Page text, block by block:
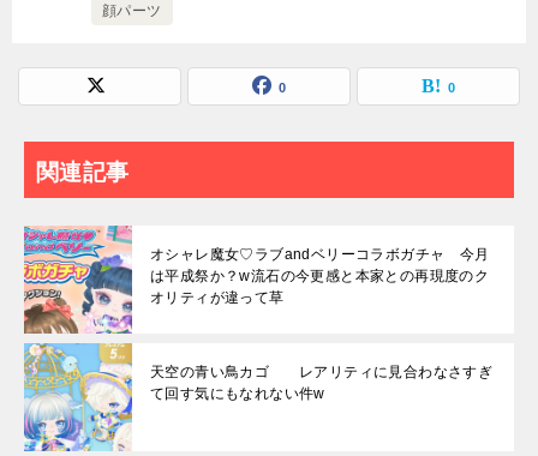
顔パーツ
0 0
関連記事
オシャレ魔女♡ラブandベリーコラボガチャ 今月
は平成祭か？w流石の今更感と本家との再現度のク
オリティが違って草
天空の青い鳥カゴ レアリティに見合わなさすぎ
て回す気にもなれない件w